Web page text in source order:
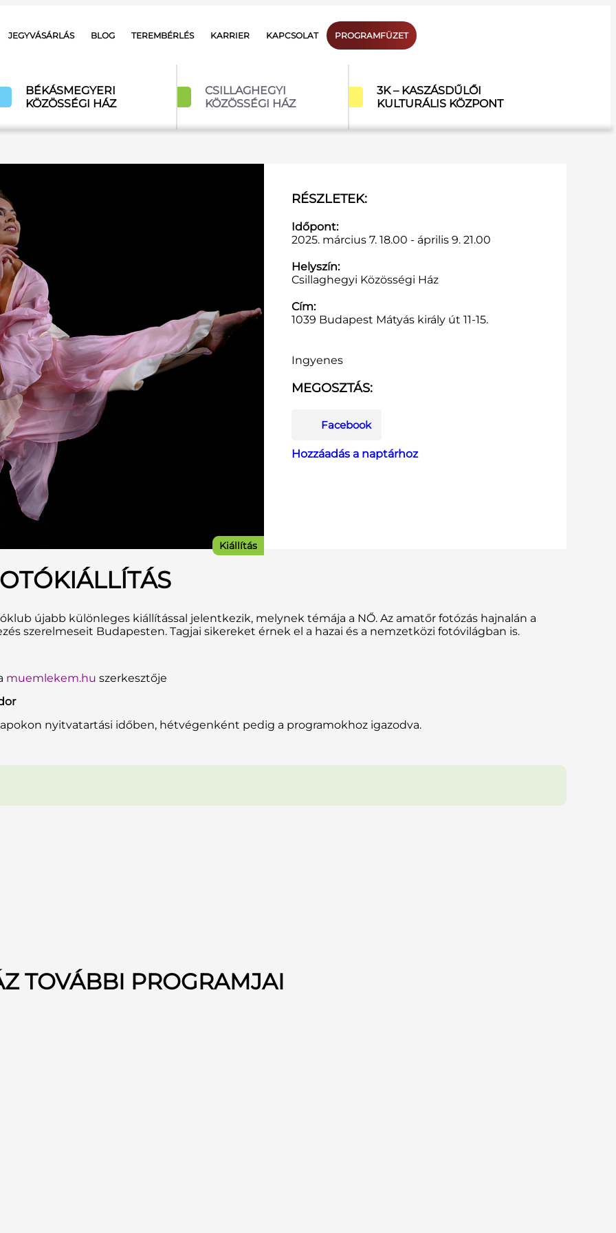
JEGYVÁSÁRLÁS BLOG TEREMBÉRLÉS KARRIER KAPCSOLAT PROGRAMFÜZET
BÉKÁSMEGYERI
KÖZÖSSÉGI HÁZ
CSILLAGHEGYI
KÖZÖSSÉGI HÁZ
3K – KASZÁSDŰLŐI
KULTURÁLIS KÖZPONT
Kiállítás
RÉSZLETEK:
Időpont:
2025. március 7. 18.00 - április 9. 21.00
Helyszín:
Csillaghegyi Közösségi Ház
Cím:
1039 Budapest Mátyás király út 11-15.
Ingyenes
MEGOSZTÁS:
Facebook
Hozzáadás a naptárhoz
újabb különleges kiállítással jelentkezik, melynek témája a NŐ. Az amatőr fotózás hajnalán a
szerelmeseit Budapesten. Tagjai sikereket érnek el a hazai és a nemzetközi fotóvilágban is.
muemlekem.hu szerkesztője
nyitvatartási időben, hétvégenként pedig a programokhoz igazodva.
TOVÁBBI PROGRAMJAI